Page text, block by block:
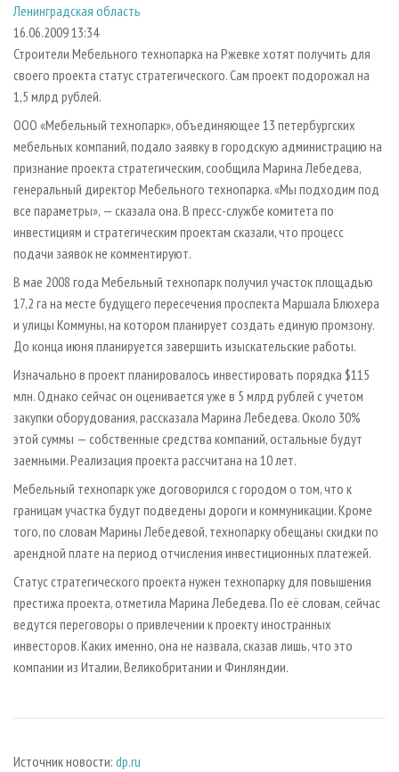
ЛЕСОПИЛЕНИЕ
ДЕРЕВООБРАБОТКА
СУШКА ДРЕВЕСИНЫ
ПРОИЗВОДСТВО ДРЕВЕСНЫХ ПЛИТ
ДЕРЕВЯННОЕ ДОМОСТРОЕНИЕ
ПРОИЗВОДСТВО МЕБЕЛИ
БИОЭНЕРГЕТИКА
ЦБП
ИНСТРУМЕНТ И МАТЕРИАЛЫ
НОВОСТИ ЖУРНАЛА
НОВОСТИ КОМПАНИЙ
ПРЕДПРИЯТИЯ ЛПК
ЛЕСНЫЕ РЕГИОНЫ РОССИИ
ПЕРСОНЫ
МОБИЛЬНЫЕ ВЫСТАВКИ
ОФИЦИАЛЬНЫЕ ДЕЛЕГАЦИИ
ПРИОРИТЕТНЫЕ ИНВЕСТПРОЕКТЫ
RUSSIAN FORESTRY REVIEW
ГАЗЕТА ЛЕСПРОМФОРУМ
БИБЛИОТЕКА СПЕЦИАЛИСТА
АРХИВ ЖУРНАЛОВ
СТАТЬИ
О ЖУРНАЛЕ
ПОДПИСКА
КОНТАКТЫ
РЕКЛАМОДАТЕЛЯМ
РЕКЛАМА
РЕКЛАМА НА САЙТЕ
Ленинградская область
16.06.2009 13:34
Строители Мебельного технопарка на Ржевке хотят получить для
своего проекта статус стратегического. Сам проект подорожал на
1,5 млрд рублей.
ООО «Мебельный технопарк», объединяющее 13 петербургских
мебельных компаний, подало заявку в городскую администрацию на
признание проекта стратегическим, сообщила Марина Лебедева,
генеральный директор Мебельного технопарка. «Мы подходим под
все параметры», — сказала она. В пресс-службе комитета по
инвестициям и стратегическим проектам сказали, что процесс
подачи заявок не комментируют.
В мае 2008 года Мебельный технопарк получил участок площадью
17,2 га на месте будущего пересечения проспекта Маршала Блюхера
и улицы Коммуны, на котором планирует создать единую промзону.
До конца июня планируется завершить изыскательские работы.
Изначально в проект планировалось инвестировать порядка $115
млн. Однако сейчас он оценивается уже в 5 млрд рублей с учетом
закупки оборудования, рассказала Марина Лебедева. Около 30%
этой суммы — собственные средства компаний, остальные будут
заемными. Реализация проекта рассчитана на 10 лет.
Мебельный технопарк уже договорился с городом о том, что к
границам участка будут подведены дороги и коммуникации. Кроме
того, по словам Марины Лебедевой, технопарку обещаны скидки по
арендной плате на период отчисления инвестиционных платежей.
Статус стратегического проекта нужен технопарку для повышения
престижа проекта, отметила Марина Лебедева. По её словам, сейчас
ведутся переговоры о привлечении к проекту иностранных
инвесторов. Каких именно, она не назвала, сказав лишь, что это
компании из Италии, Великобритании и Финляндии.
Источник новости: dp.ru